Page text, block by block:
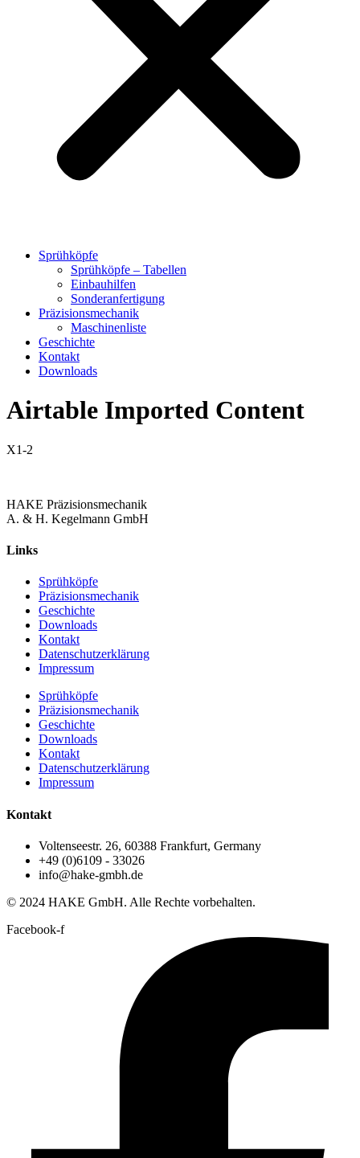
Sprühköpfe
Sprühköpfe – Tabellen
Einbauhilfen
Sonderanfertigung
Präzisionsmechanik
Maschinenliste
Geschichte
Kontakt
Downloads
Airtable Imported Content
X1-2
HAKE Präzisionsmechanik
A. & H. Kegelmann GmbH
Links
Sprühköpfe
Präzisionsmechanik
Geschichte
Downloads
Kontakt
Datenschutzerklärung
Impressum
Sprühköpfe
Präzisionsmechanik
Geschichte
Downloads
Kontakt
Datenschutzerklärung
Impressum
Kontakt
Voltenseestr. 26, 60388 Frankfurt, Germany
+49 (0)6109 - 33026
info@hake-gmbh.de
© 2024 HAKE GmbH. Alle Rechte vorbehalten.
Facebook-f